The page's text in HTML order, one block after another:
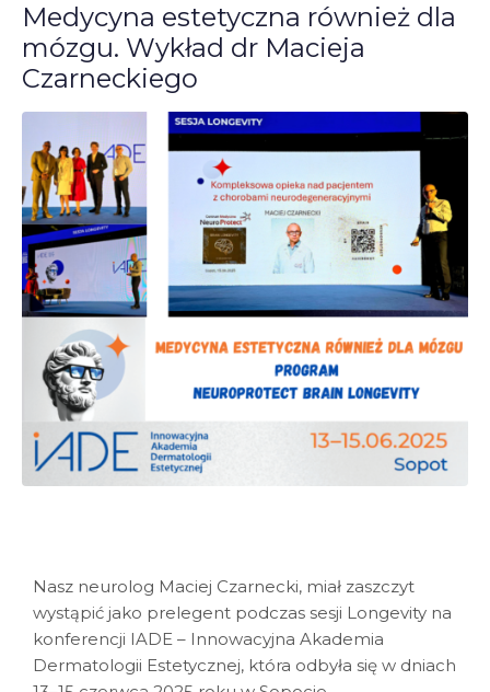
Medycyna estetyczna również dla
mózgu. Wykład dr Macieja
Czarneckiego
Nasz neurolog Maciej Czarnecki, miał zaszczyt
wystąpić jako prelegent podczas sesji Longevity na
konferencji IADE – Innowacyjna Akademia
Dermatologii Estetycznej, która odbyła się w dniach